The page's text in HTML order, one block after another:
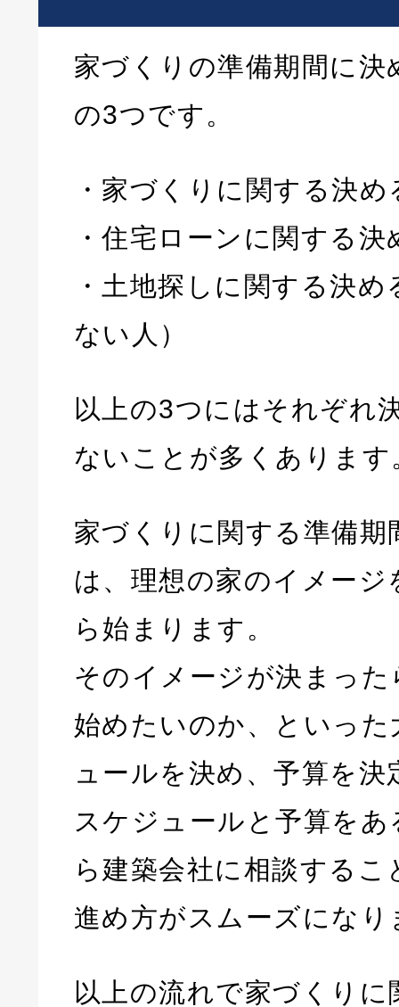
家づくりの準備期間に決
の3つです。
・家づくりに関する決め
・住宅ローンに関する決
・土地探しに関する決
ない人）
以上の3つにはそれぞれ
ないことが多くあります
家づくりに関する準備期
は、理想の家のイメー
ら始まります。
そのイメージが決まっ
始めたいのか、といっ
ュールを決め、予算を決
スケジュールと予算を
ら建築会社に相談する
進め方がスムーズになり
以上の流れで家づくり